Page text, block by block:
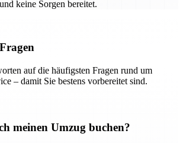
keine Sorgen bereitet.
auf die häufigsten Fragen rund um
– damit Sie bestens vorbereitet sind.
meinen Umzug buchen?